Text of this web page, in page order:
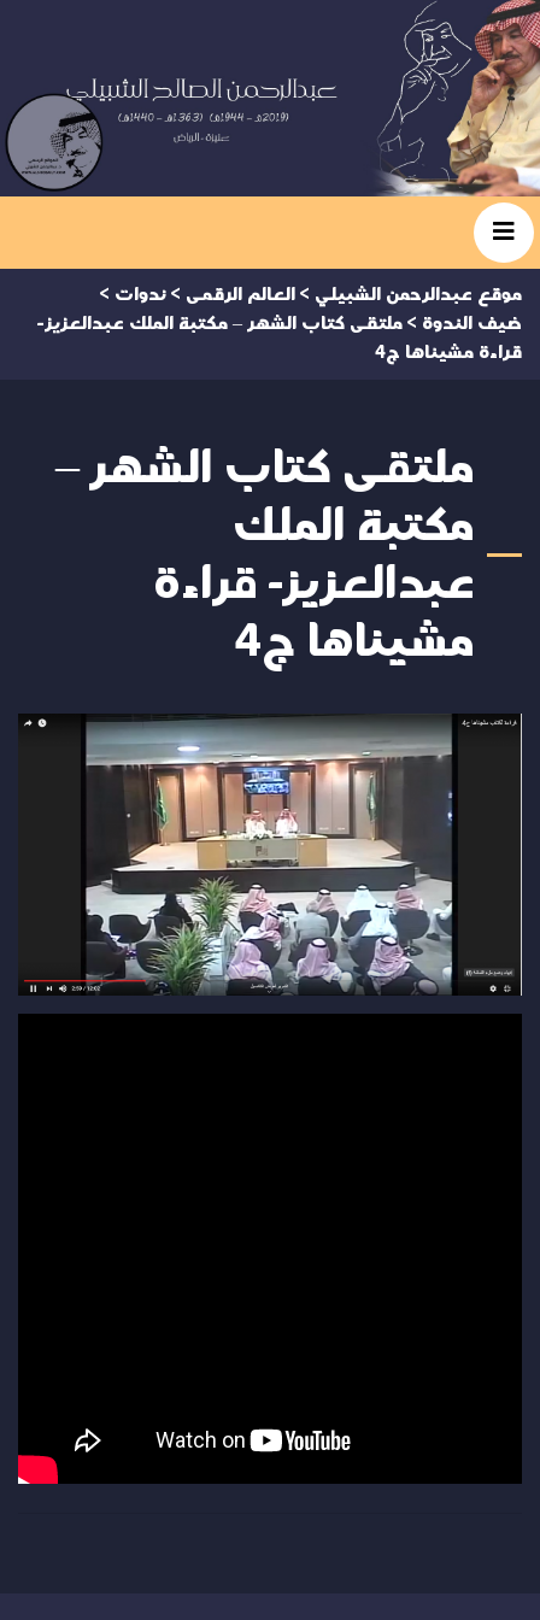
موقع عبدالرحمن الشبيلي > العالم الرقمى > ندوات >
ضيف الندوة > ملتقى كتاب الشهر – مكتبة الملك عبدالعزيز-
قراءة مشيناها ج4
ملتقى كتاب الشهر –
مكتبة الملك
عبدالعزيز- قراءة
مشيناها ج4